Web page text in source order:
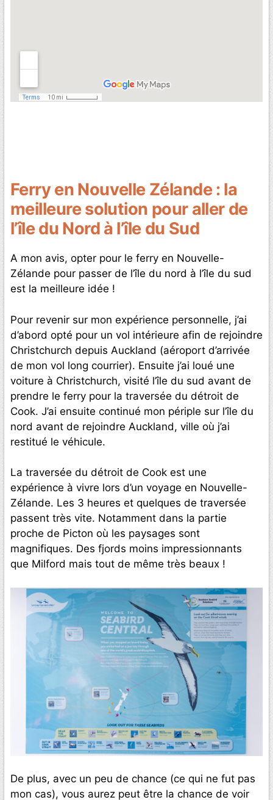
Ferry en Nouvelle Zélande : la
meilleure solution pour aller de
l’île du Nord à l’île du Sud
A mon avis, opter pour le ferry en Nouvelle-
Zélande pour passer de l’île du nord à l’île du sud
est la meilleure idée !
Pour revenir sur mon expérience personnelle, j’ai
d’abord opté pour un vol intérieure afin de rejoindre
Christchurch depuis Auckland (aéroport d’arrivée
de mon vol long courrier). Ensuite j’ai loué une
voiture à Christchurch, visité l’île du sud avant de
prendre le ferry pour la traversée du détroit de
Cook. J’ai ensuite continué mon périple sur l’île du
nord avant de rejoindre Auckland, ville où j’ai
restitué le véhicule.
La traversée du détroit de Cook est une
expérience à vivre lors d’un voyage en Nouvelle-
Zélande. Les 3 heures et quelques de traversée
passent très vite. Notamment dans la partie
proche de Picton où les paysages sont
magnifiques. Des fjords moins impressionnants
que Milford mais tout de même très beaux !
De plus, avec un peu de chance (ce qui ne fut pas
mon cas), vous aurez peut être la chance de voir